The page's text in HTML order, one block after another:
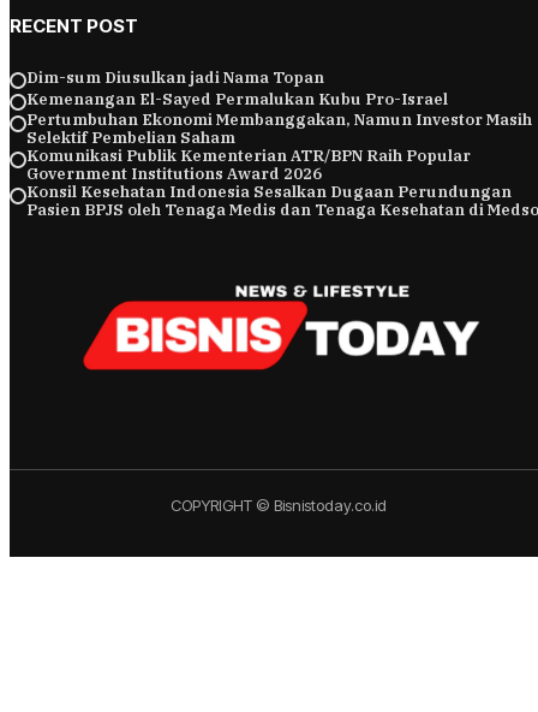
RECENT POST
Dim-sum Diusulkan jadi Nama Topan
Kemenangan El-Sayed Permalukan Kubu Pro-Israel
Pertumbuhan Ekonomi Membanggakan, Namun Investor Masih
Selektif Pembelian Saham
Komunikasi Publik Kementerian ATR/BPN Raih Popular
Government Institutions Award 2026
Konsil Kesehatan Indonesia Sesalkan Dugaan Perundungan
Pasien BPJS oleh Tenaga Medis dan Tenaga Kesehatan di
COPYRIGHT © Bisnistoday.co.id